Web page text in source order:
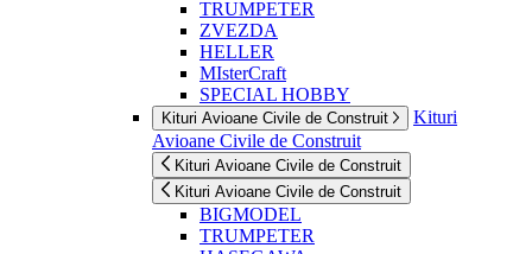
TRUMPETER
ZVEZDA
HELLER
MIsterCraft
SPECIAL HOBBY
Kituri Avioane Civile de Construit
Kituri
Avioane Civile de Construit
Kituri Avioane Civile de Construit
Kituri Avioane Civile de Construit
BIGMODEL
TRUMPETER